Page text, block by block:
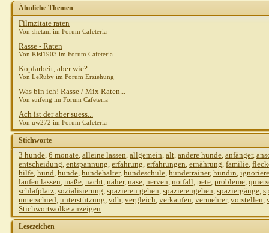
Thomas
Gast
Ähnliche Themen
Filmzitate raten
Von shetani im Forum Cafeteria
Rasse - Raten
Von Kisi1903 im Forum Cafeteria
Kopfarbeit, aber wie?
Von LeRuby im Forum Erziehung
Was bin ich! Rasse / Mix Raten...
Von suifeng im Forum Cafeteria
Ach ist der aber suess...
Von uw272 im Forum Cafeteria
Stichworte
3 hunde, 6 monate, alleine lassen, allgemein, alt, andere hunde, anfänger,
entscheidung, entspannung, erfahrung, erfahrungen, ernährung, familie,
hilfe, hund, hunde, hundehalter, hundeschule, hundetrainer, hündin,
laufen lassen, maße, nacht, näher, nase, nerven, notfall, pete, probleme,
schlafplatz, sozialisierung, spazieren gehen, spazierengehen, spaziergänge,
unterschied, unterstützung, vdh, vergleich, verkaufen, vermehrer, vorstellen,
Stichwortwolke anzeigen
Lesezeichen